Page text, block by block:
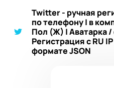
Twitter - ручная
по телефону | в
Пол (Ж) | Аватарка /
Регистрация с RU
формате JSON